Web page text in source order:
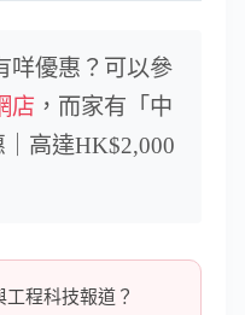
咩優惠？可以參
店 ，而家有「中
高達HK$2,000
程科技報道？